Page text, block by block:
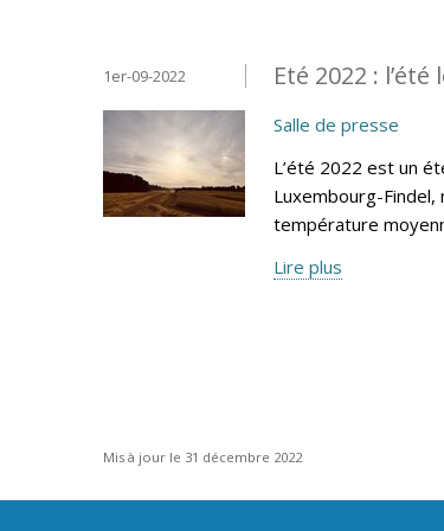
Eté 2022 :
1er-09-2022
Salle de presse
L’été 2022 est un
Luxembourg-
température
Lire plus
Mis à jour le 31 décembre 2022